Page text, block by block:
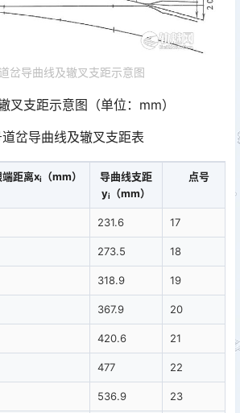
岔导曲线及辙叉支距示意图
叉支距示意图（单位：mm）
道岔导曲线及辙叉支距表
距离xi （mm）
导曲线支距
yi （mm）
点号
231.6 17
273.5 18
318.9 19
367.9 20
420.6 21
477 22
536.9 23